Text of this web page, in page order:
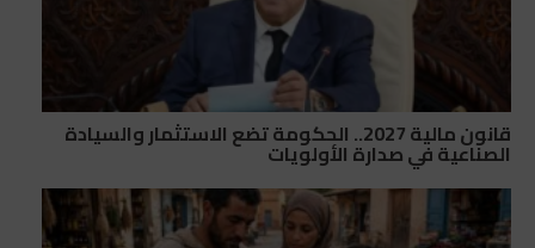
قانون مالية 2027.. الحكومة تضع الاستثمار والسيادة
الصناعية في صدارة الأولويات